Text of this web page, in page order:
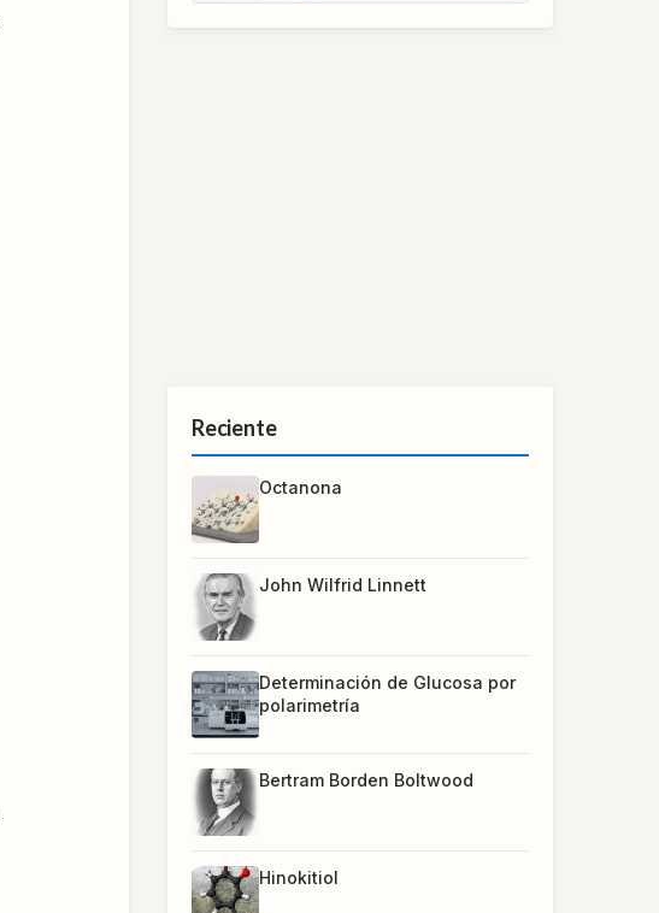
Reciente
Octanona
John Wilfrid Linnett
Determinación de Glucosa por
polarimetría
Bertram Borden Boltwood
Hinokitiol